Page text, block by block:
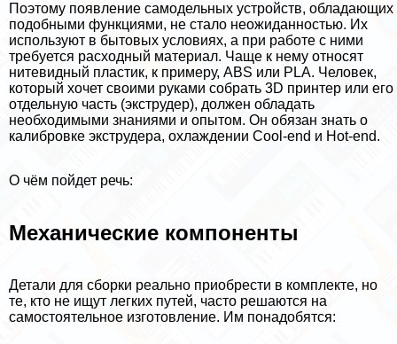
Поэтому появление самодельных устройств, обладающих
подобными функциями, не стало неожиданностью. Их
используют в бытовых условиях, а при работе с ними
требуется расходный материал. Чаще к нему относят
нитевидный пластик, к примеру, ABS или PLA. Человек,
который хочет своими руками собрать 3D принтер или его
отдельную часть (экструдер), должен обладать
необходимыми знаниями и опытом. Он обязан знать о
калибровке экструдера, охлаждении Cool-end и Hot-end.
О чём пойдет речь:
Механические компоненты
Детали для сборки реально приобрести в комплекте, но
те, кто не ищут легких путей, часто решаются на
самостоятельное изготовление. Им понадобятся: